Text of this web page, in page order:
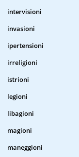
intervisioni
invasioni
ipertensioni
irreligioni
istrioni
legioni
libagioni
magioni
maneggioni